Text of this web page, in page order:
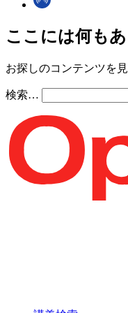
ここには何も
お探しのコンテンツを
検索…